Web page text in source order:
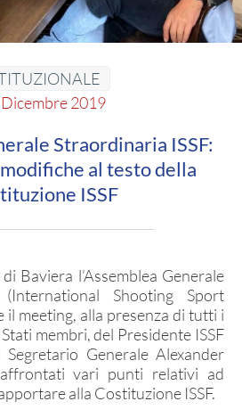
TSN
Sezioni
Registro CONI
A SEGNO
Carabina
ISSF
atleti
Attività Sportiva
2019
Straordinaria ISSF:
al testo della
ISSF
Baviera l’Assemblea Generale
(International Shooting Sport
il meeting, alla presenza di tutti i
membri, del Presidente ISSF
Generale Alexander
vari punti relativi ad
alla Costituzione ISSF.